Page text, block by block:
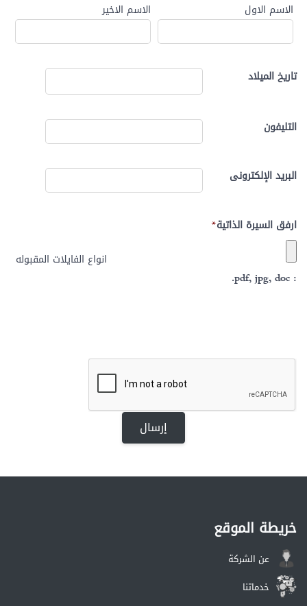
الاسم الاول
الاسم الاخير
تاريخ الميلاد
التليفون
البريد الإلكترونى
ارفق السيرة الذاتية*
انواع الفايلات المقبوله
: pdf, jpg, doc.
خريطة الموقع
عن الشركة
خدماتنا